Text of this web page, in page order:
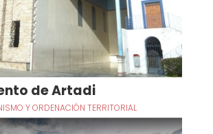
de Artadi
Y ORDENACIÓN TERRITORIAL